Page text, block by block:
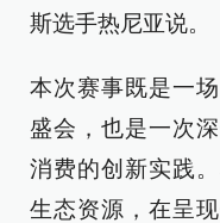
斯选手热尼亚说。
本次赛事既是一
盛会，也是一次
消费的创新实践
生态资源，在呈